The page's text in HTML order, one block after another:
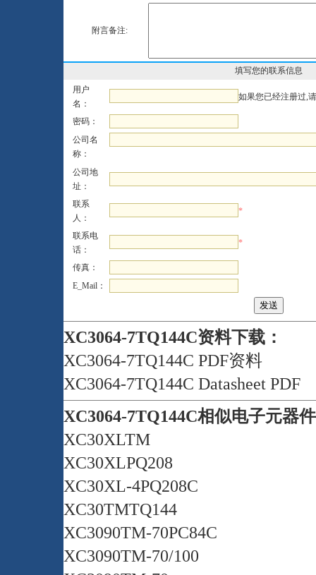
附言备注:
填写您的联系信息
用户
名：
如果您已经注册过,
密码：
公司名
称：
公司地
址：
联系
人：
*
联系电
话：
*
传真：
E_Mail：
XC3064-7TQ144C资料下载：
XC3064-7TQ144C PDF资料
XC3064-7TQ144C Datasheet PDF
XC3064-7TQ144C相似电子元器
XC30XLTM
XC30XLPQ208
XC30XL-4PQ208C
XC30TMTQ144
XC3090TM-70PC84C
XC3090TM-70/100